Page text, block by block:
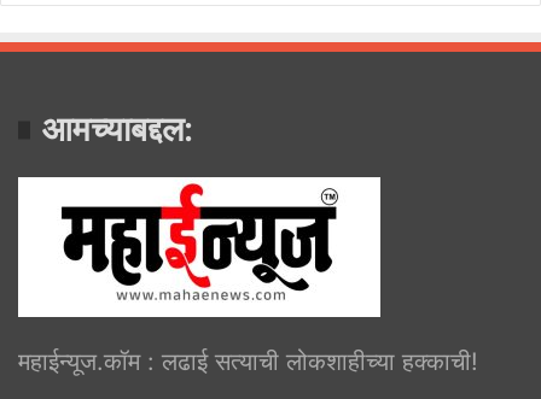
आमच्याबद्दल:
महाईन्यूज.कॉम : लढाई सत्याची लोकशाहीच्या हक्काची!